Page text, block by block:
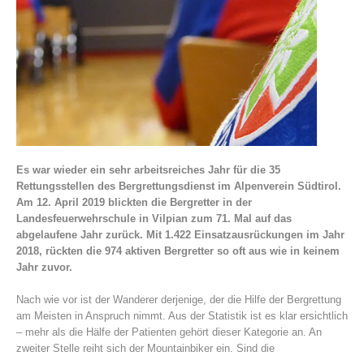
Es war wieder ein sehr arbeitsreiches Jahr für die 35
Rettungsstellen des Bergrettungsdienst im Alpenverein Südtirol.
Am 12. April 2019 blickten die Bergretter in der
Landesfeuerwehrschule in Vilpian zum 71. Mal auf das
abgelaufene Jahr zurück. Mit 1.422 Einsatzausrückungen im Jahr
2018, rückten die 974 aktiven Bergretter so oft aus wie in keinem
Jahr zuvor.
Nach wie vor ist der Wanderer derjenige, der die Hilfe der Bergrettung
am Meisten in Anspruch nimmt. Aus der Statistik ist es klar ersichtlich
– mehr als die Hälfe der Patienten gehört dieser Kategorie an. An
zweiter Stelle reiht sich der Mountainbiker ein. Sind die